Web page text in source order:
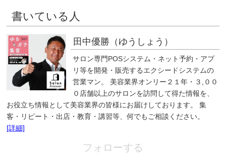
書いている人
田中優勝（ゆうしょう）
サロン専門POSシステム・ネット予約・アプ
リ等を開発・販売するエクシードシステムの
営業マン。 美容業界オンリー２１年・３,００
０店舗以上のサロンを訪問して得た情報を、
お役立ち情報として美容業界の皆様にお届けしております。 集
客・リピート・出店・教育・講習等、何でもご相談ください。
[詳細]
フォローする